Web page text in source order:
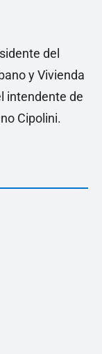
del
y Vivienda
intendente de
Cipolini.